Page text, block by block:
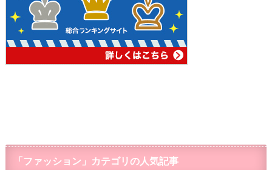
「ファッション」カテゴリの人気記事